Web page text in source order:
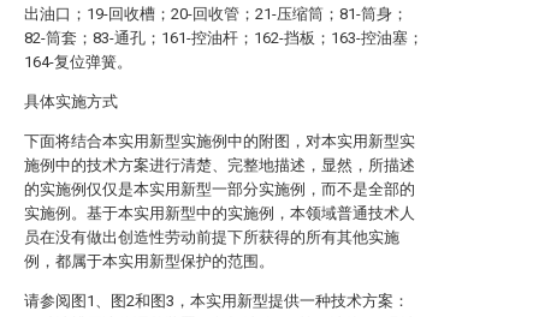
出油口；19-回收槽；20-回收管；21-压缩筒；81-筒身；
82-筒套；83-通孔；161-控油杆；162-挡板；163-控油塞；
164-复位弹簧。
具体实施方式
下面将结合本实用新型实施例中的附图，对本实用新型实
施例中的技术方案进行清楚、完整地描述，显然，所描述
的实施例仅仅是本实用新型一部分实施例，而不是全部的
实施例。基于本实用新型中的实施例，本领域普通技术人
员在没有做出创造性劳动前提下所获得的所有其他实施
例，都属于本实用新型保护的范围。
请参阅图1、图2和图3，本实用新型提供一种技术方案：